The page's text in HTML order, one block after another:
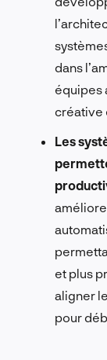
dans
équipes
créative
Les
et plus
aligner
pour